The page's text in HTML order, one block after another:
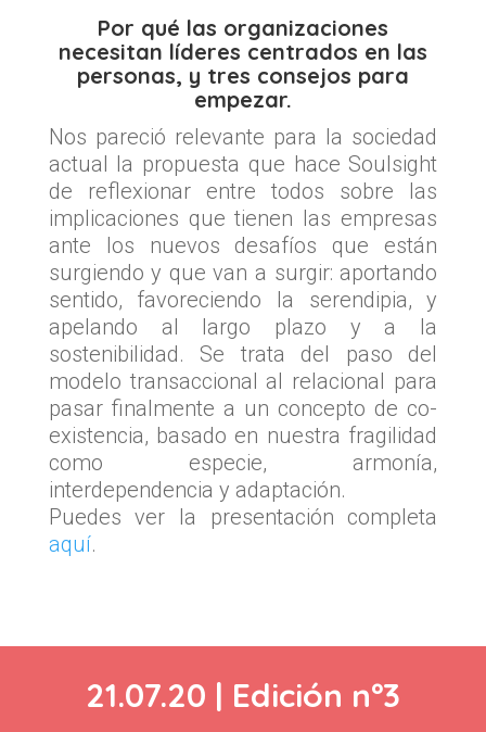
Por qué las organizaciones
necesitan líderes centrados en las
personas, y tres consejos para
empezar.
Nos pareció relevante para la sociedad
actual la propuesta que hace Soulsight
de reflexionar entre todos sobre las
implicaciones que tienen las empresas
ante los nuevos desafíos que están
surgiendo y que van a surgir: aportando
sentido, favoreciendo la serendipia, y
apelando al largo plazo y a la
sostenibilidad. Se trata del paso del
modelo transaccional al relacional para
pasar finalmente a un concepto de co-
existencia, basado en nuestra fragilidad
como especie, armonía,
interdependencia y adaptación.
Puedes ver la presentación completa
aquí.
21.07.20 | Edición nº3